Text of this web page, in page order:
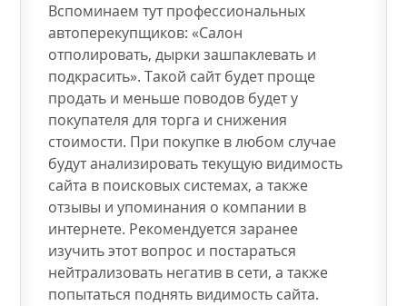
Вспоминаем тут профессиональных
автоперекупщиков: «Салон
отполировать, дырки зашпаклевать и
подкрасить». Такой сайт будет проще
продать и меньше поводов будет у
покупателя для торга и снижения
стоимости. При покупке в любом случае
будут анализировать текущую видимость
сайта в поисковых системах, а также
отзывы и упоминания о компании в
интернете. Рекомендуется заранее
изучить этот вопрос и постараться
нейтрализовать негатив в сети, а также
попытаться поднять видимость сайта.